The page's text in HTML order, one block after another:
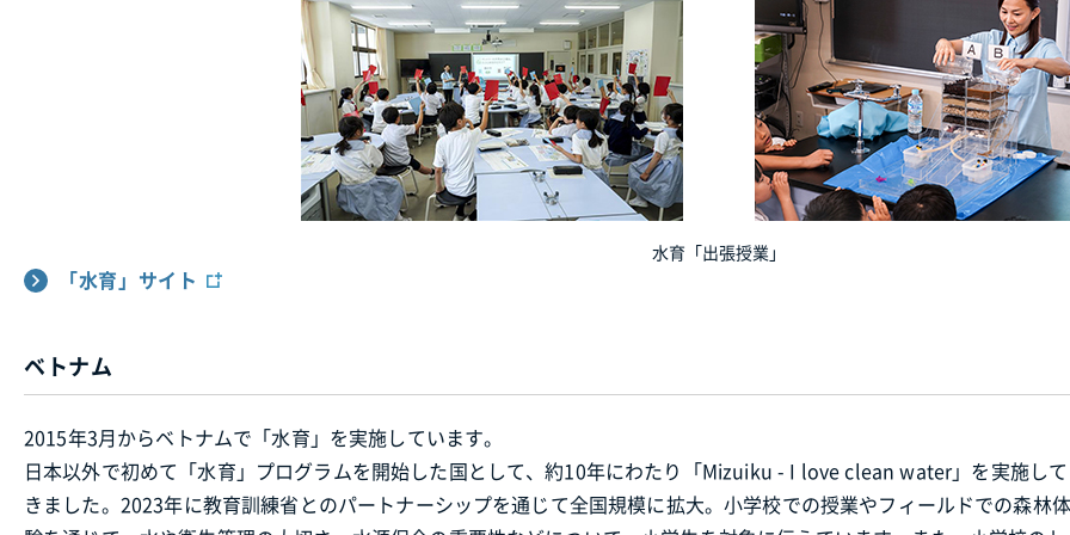
水育「出張授業」
「水育」サイト
ベトナム
2015年3月からベトナムで「水育」を実施しています。
日本以外で初めて「水育」プログラムを開始した国として、約10年にわたり「Mizuiku - I love clean water」を実施して
きました。2023年に教育訓練省とのパートナーシップを通じて全国規模に拡大。小学校での授業やフィールドでの森林体